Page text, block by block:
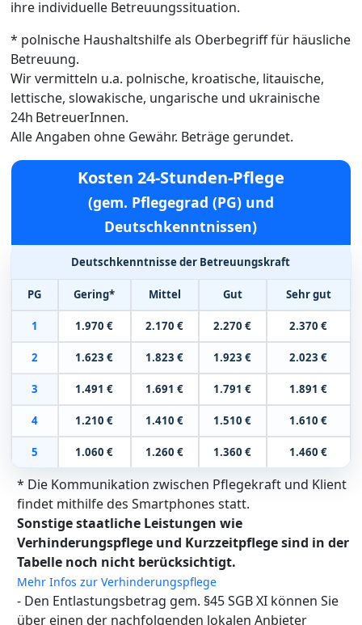
ihre individuelle Betreuungssituation.
* polnische Haushaltshilfe als Oberbegriff für häusliche
Betreuung.
Wir vermitteln u.a. polnische, kroatische, litauische,
lettische, slowakische, ungarische und ukrainische
24h BetreuerInnen.
Alle Angaben ohne Gewähr. Beträge gerundet.
Kosten 24-Stunden-Pflege
(gem. Pflegegrad (PG) und
Deutschkenntnissen)
Deutschkenntnisse der Betreuungskraft
PG Gering* Mittel Gut Sehr gut
1 1.970 € 2.170 € 2.270 € 2.370 €
2 1.623 € 1.823 € 1.923 € 2.023 €
3 1.491 € 1.691 € 1.791 € 1.891 €
4 1.210 € 1.410 € 1.510 € 1.610 €
5 1.060 € 1.260 € 1.360 € 1.460 €
* Die Kommunikation zwischen Pflegekraft und Klient
findet mithilfe des Smartphones statt.
Sonstige staatliche Leistungen wie
Verhinderungspflege und Kurzzeitpflege sind in der
Tabelle noch nicht berücksichtigt.
Mehr Infos zur Verhinderungspflege
- Den Entlastungsbetrag gem. §45 SGB XI können Sie
über einen der nachfolgenden lokalen Anbieter